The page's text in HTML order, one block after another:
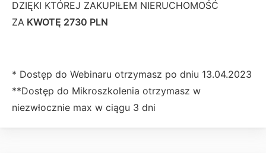
DZIĘKI KTÓREJ ZAKUPIŁEM NIERUCHOMOŚĆ
ZA KWOTĘ 2730 PLN
* Dostęp do Webinaru otrzymasz po dniu 13.04.2023
**Dostęp do Mikroszkolenia otrzymasz w
niezwłocznie max w ciągu 3 dni